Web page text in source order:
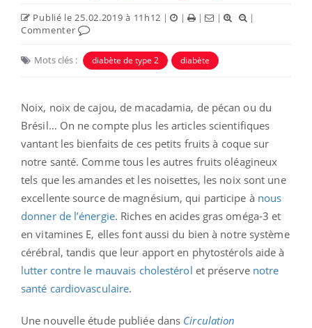
Publié le 25.02.2019 à 11h12 | | | |
|
Commenter
Mots clés : diabète de type 2 diabète
Noix, noix de cajou, de macadamia, de pécan ou du
Brésil… On ne compte plus les articles scientifiques
vantant les bienfaits de ces petits fruits à coque sur
notre santé. Comme tous les autres fruits oléagineux
tels que les amandes et les noisettes, les noix sont une
excellente source de magnésium, qui participe à nous
donner de l’énergie. Riches en acides gras oméga-3 et
en vitamines E, elles font aussi du bien à notre système
cérébral, tandis que leur apport en phytostérols aide à
lutter contre le mauvais cholestérol et préserve notre
santé cardiovasculaire.
Une nouvelle étude publiée dans Circulation